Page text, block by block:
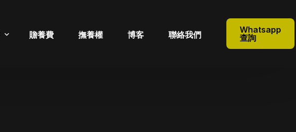
贍養費 撫養權 博客 聯絡我們
Whatsapp
查詢